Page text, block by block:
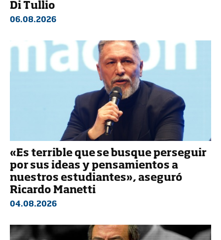
Di Tullio
06.08.2026
«Es terrible que se busque perseguir
por sus ideas y pensamientos a
nuestros estudiantes», aseguró
Ricardo Manetti
04.08.2026